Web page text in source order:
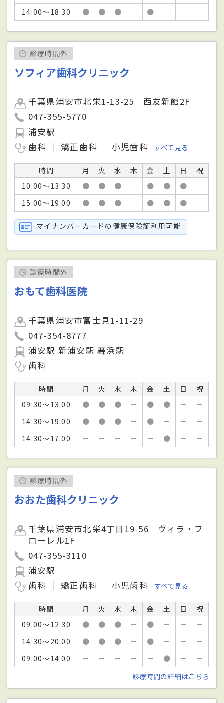
14:00～18:30
● ● ● － ● － － －
診療時間外
ソフィア歯科クリニック
千葉県浦安市北栄1-13-25 西友新館2F
047-355-5770
浦安駅
歯科
矯正歯科 小児歯科 すべて見る
時間 月 火 水 木 金 土 日
祝
10:00～13:30
● ● ● － ● ● ●
－
15:00～19:00
● ● ● － ● ● ● －
マイナンバーカードの健康保険証利用可能
診療時間外
おもて歯科医院
千葉県浦安市富士見1-11-29
047-354-8777
浦安駅 新浦安駅 舞浜駅
歯科
時間 月 火 水 木 金 土 日
祝
09:30～13:00
● ● ● － ● ● －
－
14:30～19:00
● ● ● － ● － －
－
14:30～17:00
－ － － － － ● － －
診療時間外
おおた歯科クリニック
千葉県浦安市北栄4丁目19-56 ヴィラ・フ
ローレル1F
047-355-3110
浦安駅
歯科
矯正歯科 小児歯科 すべて見る
時間 月 火 水 木 金 土 日
祝
09:00～12:30
● ● ● － ● － －
－
14:30～20:00
● ● ● － ● － －
－
09:00～14:00
－ － － － － ● －
－
診療時間の詳細はこちら